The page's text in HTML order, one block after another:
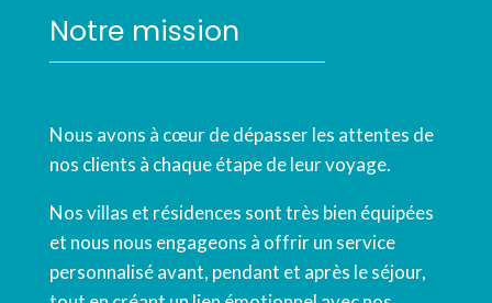
Notre mission
Nous avons à cœur de dépasser les attentes de
nos clients à chaque étape de leur voyage.
Nos villas et résidences sont très bien équipées
et nous nous engageons à offrir un service
personnalisé avant, pendant et après le séjour,